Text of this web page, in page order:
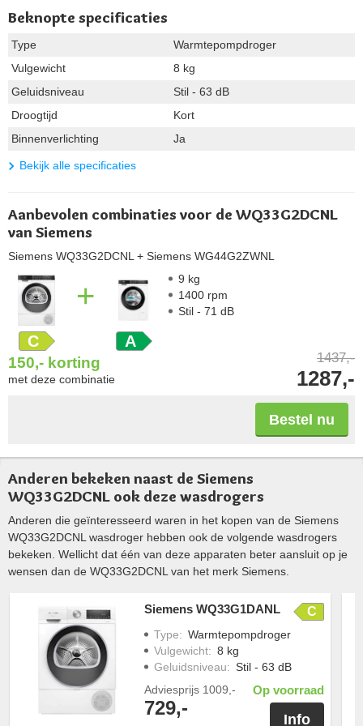
Beknopte specificaties
Type
Warmtepompdroger
Vulgewicht
8 kg
Geluidsniveau
Stil - 63 dB
Droogtijd
Kort
Binnenverlichting
Ja
Bekijk alle specificaties
Aanbevolen combinaties voor de WQ33G2DCNL
van Siemens
Siemens WQ33G2DCNL + Siemens WG44G2ZWNL
C
+
A
9 kg
1400 rpm
Stil - 71 dB
150,- korting
met deze combinatie
1437,-
1287,-
Bestel nu
Anderen bekeken naast de Siemens
WQ33G2DCNL ook deze wasdrogers
Anderen die geïnteresseerd waren in het kopen van de Siemens
WQ33G2DCNL wasdroger hebben ook de volgende wasdrogers
bekeken. Wellicht dat één van deze apparaten beter aansluit op je
wensen dan de WQ33G2DCNL van het merk Siemens.
Siemens WQ33G1DANL C
Type: Warmtepompdroger
Vulgewicht: 8 kg
Geluidsniveau: Stil - 63 dB
Adviesprijs 1009,-
729,-
Op voorraad
Info